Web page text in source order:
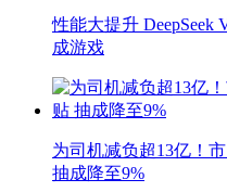
性能大提升 DeepSeek
成游戏
为司机减负超13亿！
抽成降至9%